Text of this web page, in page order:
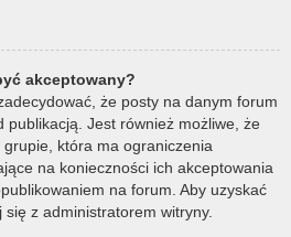
akceptowany?
że posty na danym forum
publikacją. Jest również możliwe, że
która ma ograniczenia
na konieczności ich akceptowania
na forum. Aby uzyskać
z administratorem witryny.